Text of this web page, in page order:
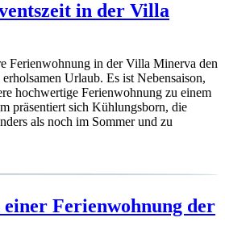
in der Villa
Ferienwohnung in der Villa Minerva den
Urlaub. Es ist Nebensaison,
hochwertige Ferienwohnung zu einem
präsentiert sich Kühlungsborn, die
als noch im Sommer und zu
Ferienwohnung der